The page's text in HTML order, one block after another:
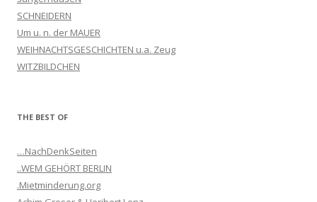
SCHNEIDERN
Um u. n. der MAUER
WEIHNACHTSGESCHICHTEN u.a. Zeug
WITZBILDCHEN
THE BEST OF
…NachDenkSeiten
..WEM GEHÖRT BERLIN
.Mietminderung.org